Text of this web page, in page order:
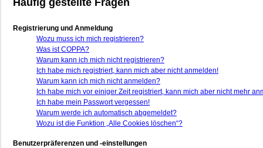
Registrierung und Anmeldung
Wozu muss ich mich registrieren?
Was ist COPPA?
Warum kann ich mich nicht registrieren?
Ich habe mich registriert, kann mich aber nicht anmelden!
Warum kann ich mich nicht anmelden?
Ich habe mich vor einiger Zeit registriert, kann mich aber nicht mehr
Ich habe mein Passwort vergessen!
Warum werde ich automatisch abgemeldet?
Wozu ist die Funktion „Alle Cookies löschen“?
Benutzerpräferenzen und -einstellungen